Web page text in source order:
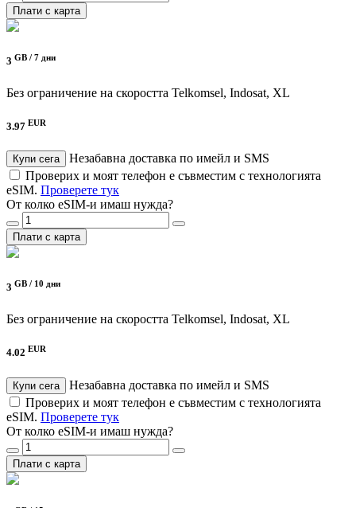
Плати с карта
3 GB / 7 дни
Без ограничение на скоростта Telkomsel, Indosat, XL
3.97 EUR
Купи сега
Незабавна доставка по имейл и SMS
Проверих и моят телефон е съвместим с технологията
eSIM. Проверете тук
От колко eSIM-и имаш нужда?
Плати с карта
3 GB / 10 дни
Без ограничение на скоростта Telkomsel, Indosat, XL
4.02 EUR
Купи сега
Незабавна доставка по имейл и SMS
Проверих и моят телефон е съвместим с технологията
eSIM. Проверете тук
От колко eSIM-и имаш нужда?
Плати с карта